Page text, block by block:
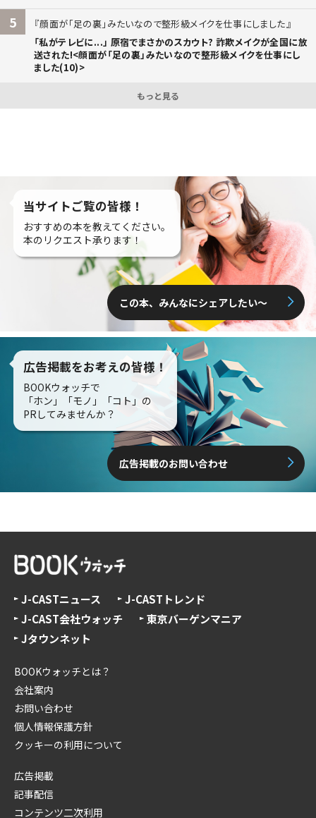
5
顔面が「足の裏」みたいなので整形級メイクを仕事にしました
「私がテレビに...」 原宿でまさかのスカウト? 詐欺メイクが全国に放
送された!<顔面が「足の裏」みたいなので整形級メイクを仕事にし
ました(10)>
もっと見る
当サイトご覧の皆様！
おすすめの本を教えてください。
本のリクエスト承ります！
この本、みんなにシェアしたい〜
広告掲載をお考えの皆様！
BOOKウォッチで
「ホン」「モノ」「コト」の
PRしてみませんか？
広告掲載のお問い合わせ
J-CASTニュース
J-CASTトレンド
J-CAST会社ウォッチ
東京バーゲンマニア
Jタウンネット
BOOKウォッチとは？
会社案内
お問い合わせ
個人情報保護方針
クッキーの利用について
広告掲載
記事配信
コンテンツ二次利用